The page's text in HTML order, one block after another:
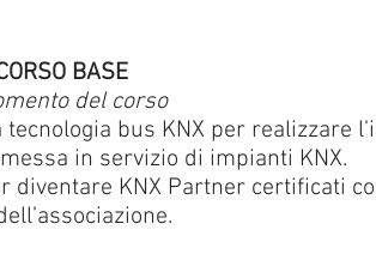
BASE
del corso
bus KNX per realizzare
in servizio di impianti KNX.
KNX Partner certificati